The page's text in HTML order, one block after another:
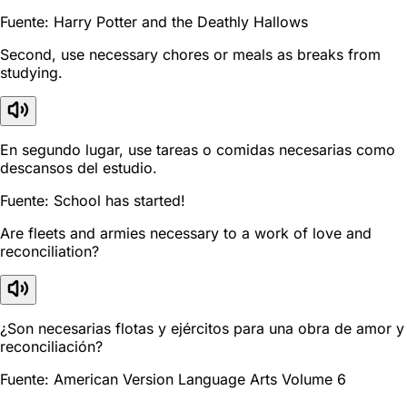
Fuente: Harry Potter and the Deathly Hallows
Second, use necessary chores or meals as breaks from
studying.
En segundo lugar, use tareas o comidas necesarias como
descansos del estudio.
Fuente: School has started!
Are fleets and armies necessary to a work of love and
reconciliation?
¿Son necesarias flotas y ejércitos para una obra de amor y
reconciliación?
Fuente: American Version Language Arts Volume 6